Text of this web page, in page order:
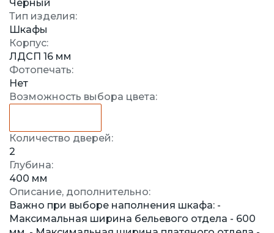
Черный
Тип изделия:
Шкафы
Корпус:
ЛДСП 16 мм
Фотопечать:
Нет
Возможность выбора цвета:
Количество дверей:
2
Глубина:
400 мм
Описание, дополнительно:
Важно при выборе наполнения шкафа: -
Максимальная ширина бельевого отдела - 600